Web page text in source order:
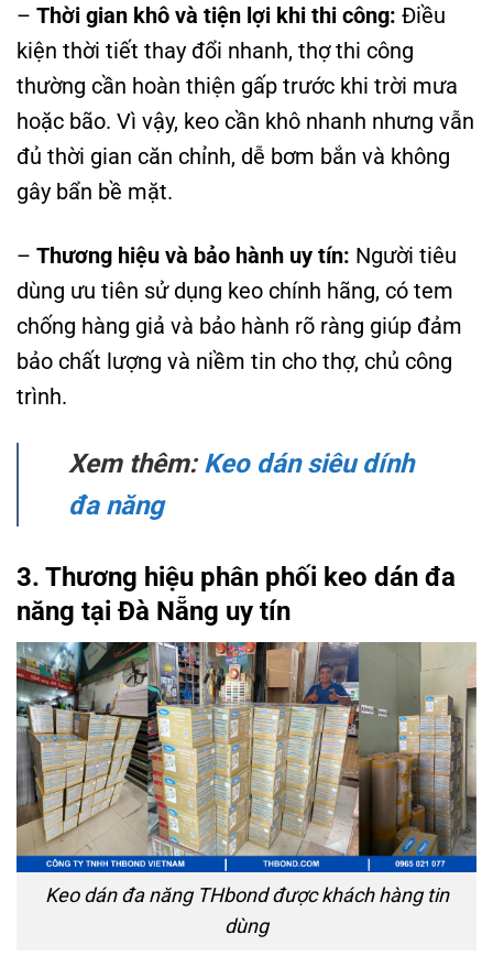
– Thời gian khô và tiện lợi khi thi công: Điều
kiện thời tiết thay đổi nhanh, thợ thi công
thường cần hoàn thiện gấp trước khi trời mưa
hoặc bão. Vì vậy, keo cần khô nhanh nhưng vẫn
đủ thời gian căn chỉnh, dễ bơm bắn và không
gây bẩn bề mặt.
– Thương hiệu và bảo hành uy tín: Người tiêu
dùng ưu tiên sử dụng keo chính hãng, có tem
chống hàng giả và bảo hành rõ ràng giúp đảm
bảo chất lượng và niềm tin cho thợ, chủ công
trình.
Xem thêm: Keo dán siêu dính
đa năng
3. Thương hiệu phân phối keo dán đa
năng tại Đà Nẵng uy tín
Keo dán đa năng THbond được khách hàng tin
dùng